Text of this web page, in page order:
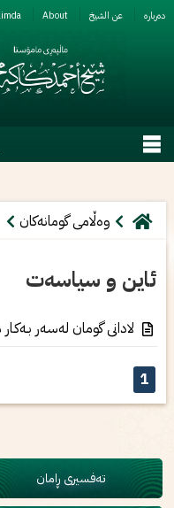
عن الشیخ About
تەفسیری ڕامان
وەڵامی گومانەکان
ئاین و سیاسەت
لادانی گومان لەسەر بـەكـار